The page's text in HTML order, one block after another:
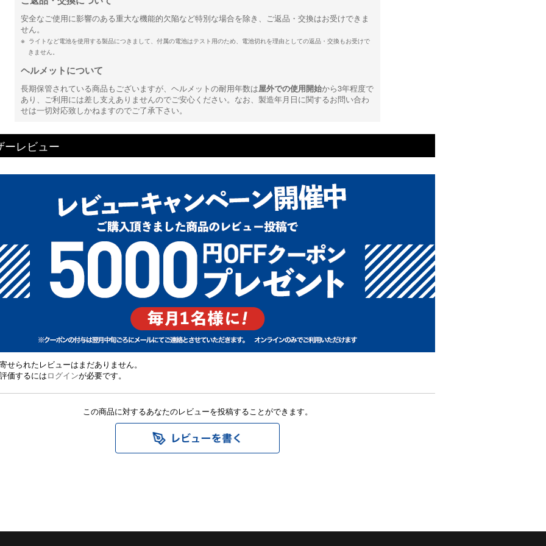
安全なご使用に影響のある重大な機能的欠陥など特別な場合を除き、ご返品・交換はお受けできま
せん。
ライトなど電池を使用する製品につきまして、付属の電池はテスト用のため、電池切れを理由としての返品・交換もお受けで
きません。
ヘルメットについて
長期保管されている商品もございますが、ヘルメットの耐用年数は屋外での使用開始から3年程度で
あり、ご利用には差し支えありませんのでご安心ください。なお、製造年月日に関するお問い合わ
せは一切対応致しかねますのでご了承下さい。
ーレビュー
せられたレビューはまだありません。
価するにはログインが必要です。
この商品に対するあなたのレビューを投稿することができます。